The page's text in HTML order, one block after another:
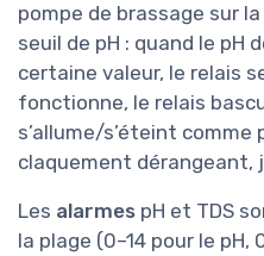
pompe de brassage sur
seuil de pH : quand le pH
certaine valeur, le relais
fonctionne, le relais
s’allume/s’éteint comme
claquement dérangeant,
Les alarmes pH et TDS
la plage (0–14 pour le pH,